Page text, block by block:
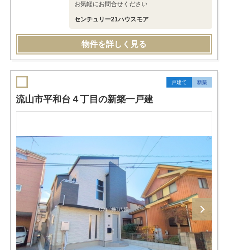
お気軽にお問合せください
センチュリー21ハウスモア
物件を詳しく見る
戸建て 新築
流山市平和台４丁目の新築一戸建